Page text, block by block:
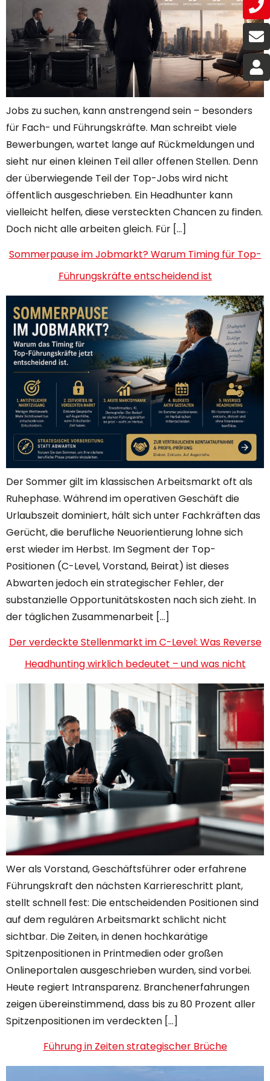
Jobs zu suchen, kann anstrengend sein – besonders
für Fach- und Führungskräfte. Man schreibt viele
Bewerbungen, wartet lange auf Rückmeldungen und
sieht nur einen kleinen Teil aller offenen Stellen. Denn
der überwiegende Teil der Top-Jobs wird nicht
öffentlich ausgeschrieben. Ein Headhunter kann
vielleicht helfen, diese versteckten Chancen zu finden.
Doch nicht alle arbeiten gleich. Für […]
Sommerpause im Jobmarkt? Warum Timing für Top-
Führungskräfte entscheidend ist
Der Sommer gilt im klassischen Arbeitsmarkt oft als
Ruhephase. Während im operativen Geschäft die
Urlaubszeit dominiert, hält sich unter Fachkräften das
Gerücht, die berufliche Neuorientierung lohne sich
erst wieder im Herbst. Im Segment der Top-
Positionen (C-Level, Vorstand, Beirat) ist dieses
Abwarten jedoch ein strategischer Fehler, der
substanzielle Opportunitätskosten nach sich zieht. In
der täglichen Zusammenarbeit […]
Der verdeckte Stellenmarkt im C-Level: Was Reverse
Headhunting wirklich bedeutet – und was nicht
Wer als Vorstand, Geschäftsführer oder erfahrene
Führungskraft den nächsten Karriereschritt plant,
stellt schnell fest: Die entscheidenden Positionen sind
auf dem regulären Arbeitsmarkt schlicht nicht
sichtbar. Die Zeiten, in denen hochkarätige
Spitzenpositionen in Printmedien oder großen
Onlineportalen ausgeschrieben wurden, sind vorbei.
Heute regiert Intransparenz. Branchenerfahrungen
zeigen übereinstimmend, dass bis zu 80 Prozent aller
Spitzenpositionen im verdeckten […]
Führung in Zeiten strategischer Brüche